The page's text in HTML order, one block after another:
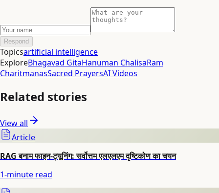
Respond
Topicsartificial intelligence
ExploreBhagavad GitaHanuman ChalisaRam
CharitmanasSacred PrayersAI Videos
Related stories
View all
Article
RAG बनाम फाइन-ट्यूनिंग: सर्वोत्तम एलएलएम दृष्टिकोण का चयन
1-minute read